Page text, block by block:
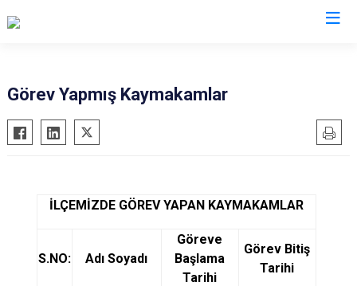
Beytüşşebap
Cizre
Görev Yapmış Kaymakamlar
İLÇEMİZDE GÖREV YAPAN KAYMAKAMLAR
S.NO: Adı Soyadı
Göreve
Başlama
Tarihi
Görev Bitiş
Tarihi